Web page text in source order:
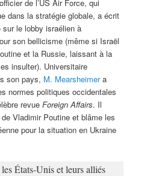
de l’US Air Force, qui
dans la stratégie globale, a écrit
le lobby israélien à
son bellicisme (même si Israël
et la Russie, laissant à la
insulter). Universitaire
son pays, M. Mearsheimera
normes politiques occidentales
revueForeign Affairs. Il
Vladimir Poutine et blâme les
pour la situation en Ukraine
États-Unis et leurs alliés